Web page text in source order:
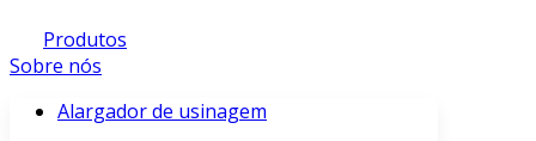
Produtos
Sobre nós
Alargador de usinagem